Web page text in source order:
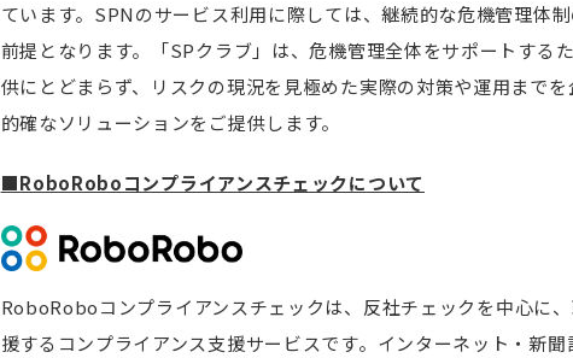
ています。SPNのサービス利用に際しては、継続的な危機管理体
前提となります。「SPクラブ」は、危機管理全体をサポートする
供にとどまらず、リスクの現況を見極めた実際の対策や運用まで
的確なソリューションをご提供します。
■RoboRoboコンプライアンスチェックについて
RoboRoboコンプライアンスチェックは、反社チェックを中心に
援するコンプライアンス支援サービスです。インターネット・新